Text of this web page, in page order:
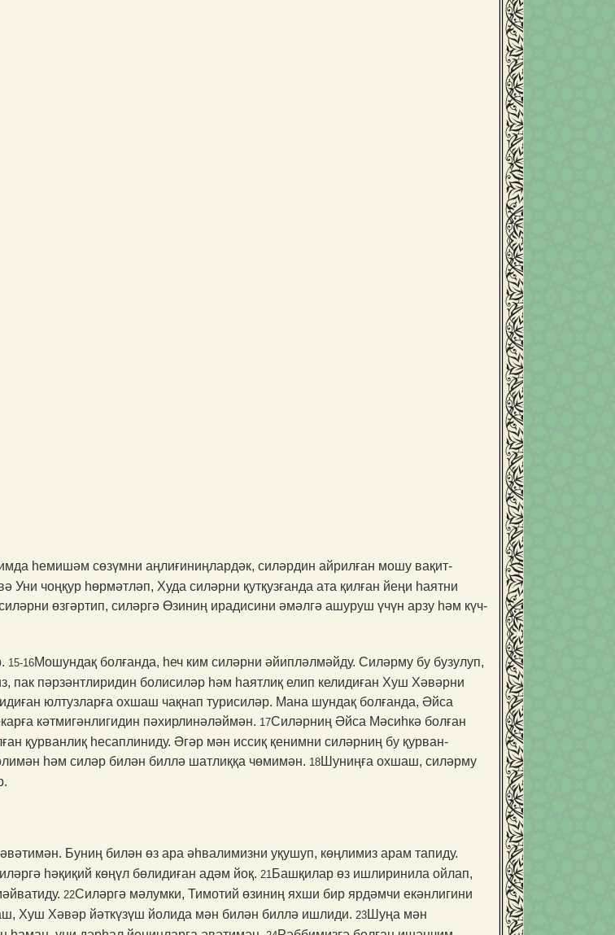
һемишәм сөзүмни аңлиғиниңлардәк, силәрдин айрилған мошу вақит­
чоңқур һөрмәтләп, Худа силәрни қутқузғанда ата қилған йеңи һаятни
өзгәртип, силәргә Өзиниң ирадисини әмәлгә ашуруш үчүн арзу һәм күч-
15-16Мошун­дақ болғанда, һеч ким силәрни әйипләлмәйду. Силәрму бу бузулуп,
пак пәрзәнтлиридин болисиләр һәм һаятлиқ елип келидиған Хуш Хәвәрни
юлтузларға охшаш чақнап турисиләр. Мана шундақ болғанда, Әйса
кәтми­гәнлигидин пәхирлинәләймән. 17Силәрниң Әйса Мәсиһкә бол­ған
қурванлиқ һесаплиниду. Әгәр мән иссиқ қенимни силәрниң бу қурван­
һәм силәр билән биллә шатлиққа чөмимән. 18 Шуниңға охшаш, силәрму
Буниң билән өз ара әһвалимизни уқушуп, көңлимиз арам тапиду.
һәқиқий көңүл бөлидиған адәм йоқ. 21Башқилар өз ишли­ринила ойлап,
22Силәргә мәлумки, Тимотий өзиниң яхши бир ярдәмчи екәнлигини
Хуш Хәвәр йәткүзүш йолида мән билән биллә ишлиди. 23 Шуңа мән